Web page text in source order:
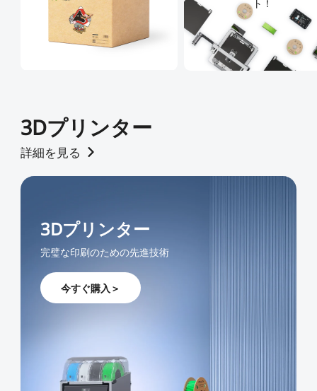
ト！
3Dプリンター
詳細を見る
3Dプリンター
完璧な印刷のための先進技術
今すぐ購入＞